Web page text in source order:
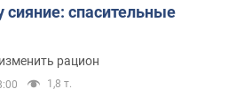
сияние: спасительные
рацион
1,8 т.